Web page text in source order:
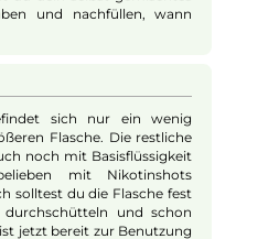
Wunsch selbst
kannst du dein Liquid ganz
Du bekommst eine kleine
Flasche, die du vor dem
auffüllst. So bestimmst
Geschmack sein soll.
und Profis